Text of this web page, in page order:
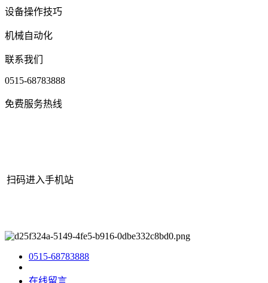
设备操作技巧
机械自动化
联系我们
0515-68783888
免费服务热线
扫码进入手机站
0515-68783888
在线留言